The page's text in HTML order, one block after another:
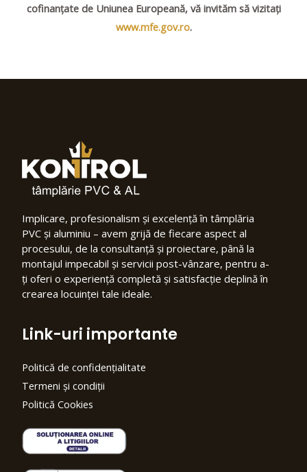
cofinanțate de Uniunea Europeană, vă invităm să vizitați
www.mfe.gov.ro.
Implicare, profesionalism și excelență în tâmplăria
PVC și aluminiu – avem grijă de fiecare aspect al
procesului, de la consultanță și proiectare, până la
montajul impecabil și servicii post-vânzare, pentru a-
ți oferi o experiență completă și satisfacție deplină în
crearea locuinței tale ideale.
Link-uri importante
Politică de confidențialitate
Termeni și condiții
Politică Cookies